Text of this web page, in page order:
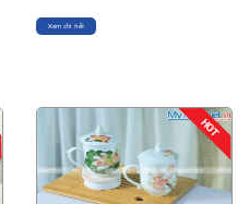
Xem chi tiết